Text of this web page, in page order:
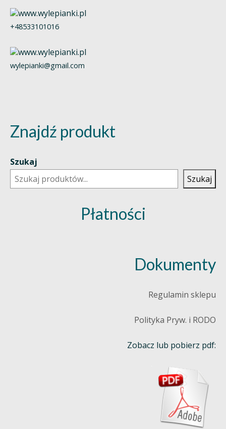
+48533101016
wylepianki@gmail.com
Znajdź produkt
Szukaj
Szukaj
Płatności
Dokumenty
Regulamin sklepu
Polityka Pryw. i RODO
Zobacz lub pobierz pdf: